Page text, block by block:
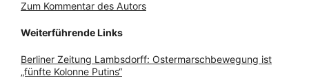
Zum Kommentar des Autors
Weiterführende Links
Berliner Zeitung Lambsdorff: Ostermarschbewegung ist
„fünfte Kolonne Putins“